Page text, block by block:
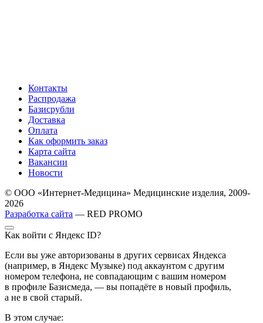
Контакты
Распродажа
Базисрубли
Доставка
Оплата
Как оформить заказ
Карта сайта
Вакансии
Новости
© ООО «Интернет-Медицина» Медицинские изделия, 2009-
2026
Разработка сайта — RED PROMO
Как войти с Яндекс ID?
Если вы уже авторизованы в других сервисах Яндекса
(например, в Яндекс Музыке) под аккаунтом с другим
номером телефона, не совпадающим с вашим номером
в профиле Базисмеда, — вы попадёте в новый профиль,
а не в свой старый.
В этом случае: